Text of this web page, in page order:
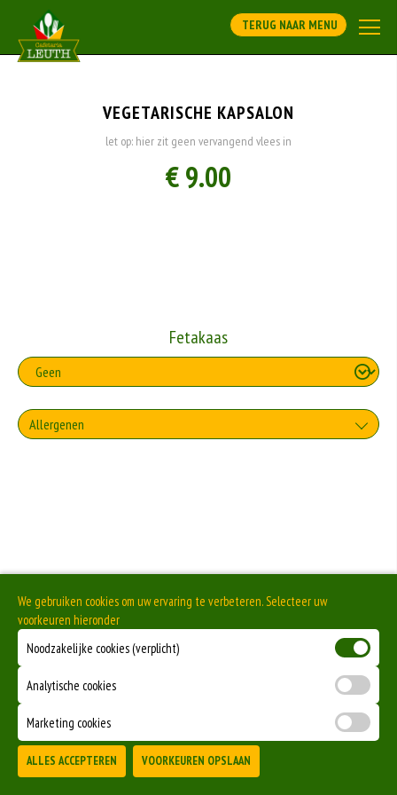
TERUG NAAR MENU
VEGETARISCHE KAPSALON
let op: hier zit geen vervangend vlees in
€ 9.00
Fetakaas
Allergenen
We gebruiken cookies om uw ervaring te verbeteren. Selecteer uw
voorkeuren hieronder
Noodzakelijke cookies (verplicht)
Analytische cookies
Marketing cookies
ALLES ACCEPTEREN VOORKEUREN OPSLAAN